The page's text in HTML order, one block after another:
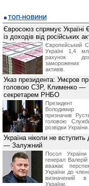
ТОП-НОВИНИ
Євросоюз спрямує Україні
із доходів від російських
Європейський
Україні 1,4
рахунок
заморожених
активів.
Указ президента: Умєров
головою СЗР, Клименко —
секретарем РНБО
Володимир
призначив
головою
розвідки України.
Україна ніколи не
— Залужний
Посол України
генерал
вважає
України до
визначений в
України.